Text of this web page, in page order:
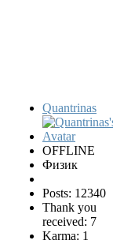
Quantrinas
OFFLINE
Физик
Posts: 12340
Thank you
received: 7
Karma: 1